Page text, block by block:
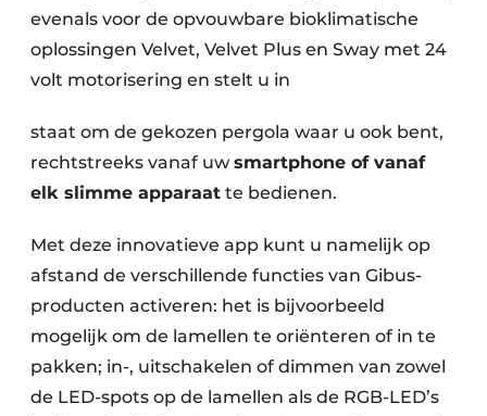
evenals voor de opvouwbare bioklimatische
oplossingen Velvet, Velvet Plus en Sway met 24
volt motorisering en stelt u in
staat om de gekozen pergola waar u ook bent,
rechtstreeks vanaf uw smartphone of vanaf
elk slimme apparaat te bedienen.
Met deze innovatieve app kunt u namelijk op
afstand de verschillende functies van Gibus-
producten activeren: het is bijvoorbeeld
mogelijk om de lamellen te oriënteren of in te
pakken; in-, uitschakelen of dimmen van zowel
de LED-spots op de lamellen als de RGB-LED’s